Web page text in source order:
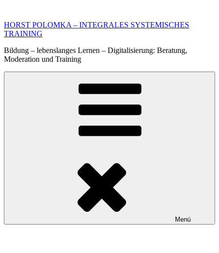
springen
HORST POLOMKA – INTEGRALES SYSTEMISCHES
TRAINING
Bildung – lebenslanges Lernen – Digitalisierung: Beratung,
Moderation und Training
Menü